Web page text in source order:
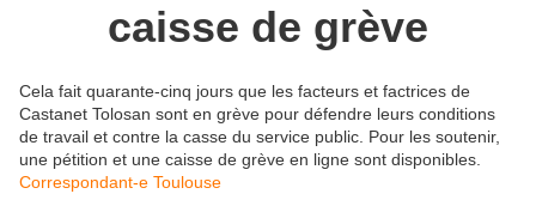
caisse de grève
Cela fait quarante-cinq jours que les facteurs et factrices de
Castanet Tolosan sont en grève pour défendre leurs conditions
de travail et contre la casse du service public. Pour les soutenir,
une pétition et une caisse de grève en ligne sont disponibles.
Correspondant-e Toulouse